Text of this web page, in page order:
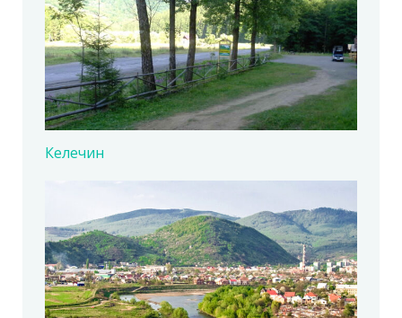
Келечин